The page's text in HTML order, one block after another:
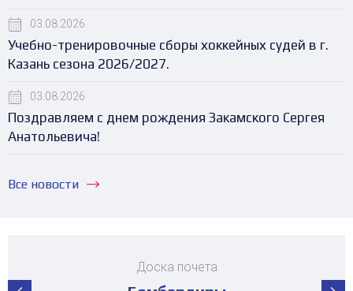
03.08.2026
Учебно-тренировочные сборы хоккейных судей в г.
Казань сезона 2026/2027.
03.08.2026
Поздравляем с днем рождения Закамского Сергея
Анатольевича!
Все новости
Доска почета